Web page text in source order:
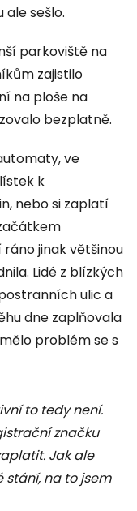
sešlo.
parkoviště na
zajistilo
na ploše na
bezplatně.
ve
k
nebo si zaplatí
jinak většinou
Lidé z blízkých
ulic a
dne zaplňovala
problém se s
to tedy není.
značku
Jak ale
stání, na to jsem